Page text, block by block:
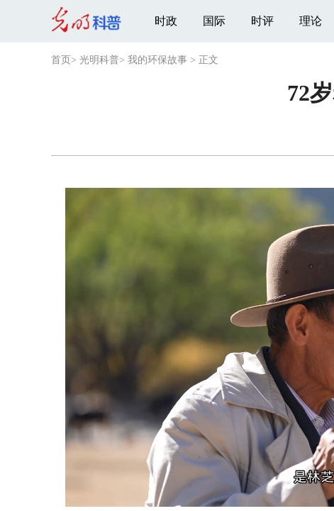
时政 国际 时评 理论
首页 > 光明科普> 我的环保故事 > 正文
72
Unmute Loaded:
19.77%